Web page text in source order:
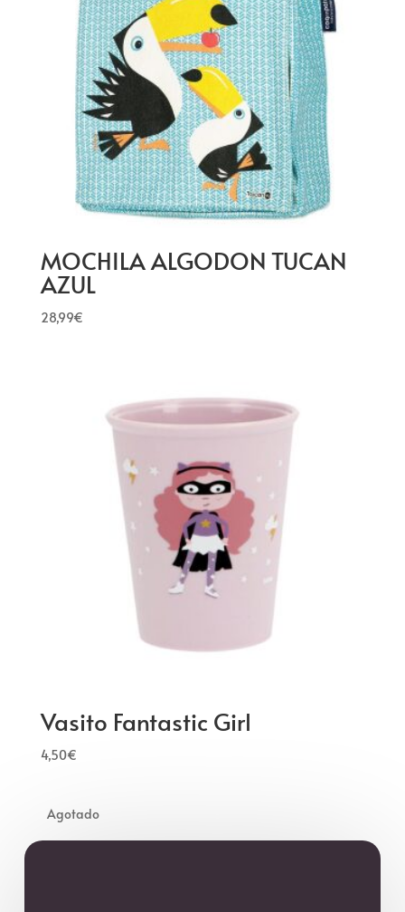
MOCHILA ALGODON TUCAN
AZUL
28,99€
Vasito Fantastic Girl
4,50€